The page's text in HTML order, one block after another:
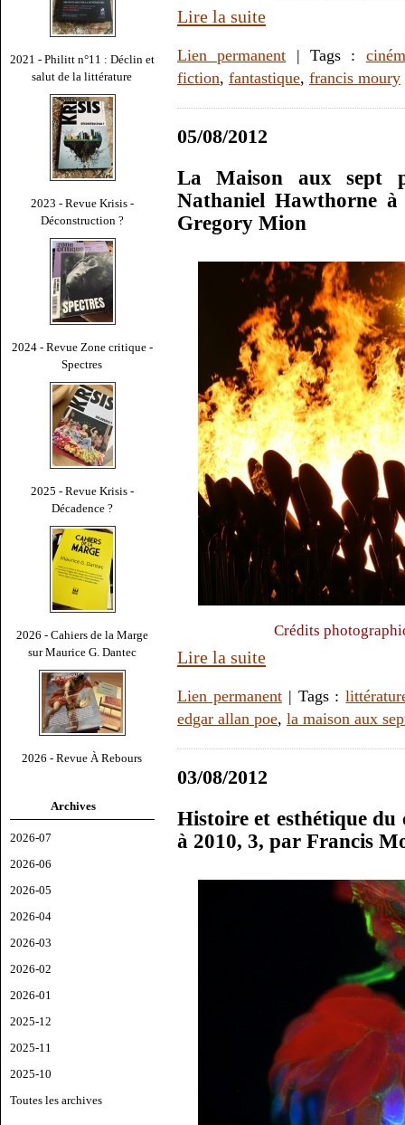
2021 - Philitt n°11 : Déclin et
salut de la littérature
2023 - Revue Krisis -
Déconstruction ?
2024 - Revue Zone critique -
Spectres
2025 - Revue Krisis -
Décadence ?
2026 - Cahiers de la Marge
sur Maurice G. Dantec
2026 - Revue À Rebours
Archives
2026-07
2026-06
2026-05
2026-04
2026-03
2026-02
2026-01
2025-12
2025-11
2025-10
Toutes les archives
Lire la suite
Lien permanent | Tags :
fiction, fantastique, francis moury
05/08/2012
La Maison aux sept
Nathaniel Hawthorne
Gregory Mion
Crédits
Lire la suite
Lien permanent| Tags :
edgar allan poe, la maison aux
03/08/2012
Histoire et esthétique du
à 2010, 3, par Francis